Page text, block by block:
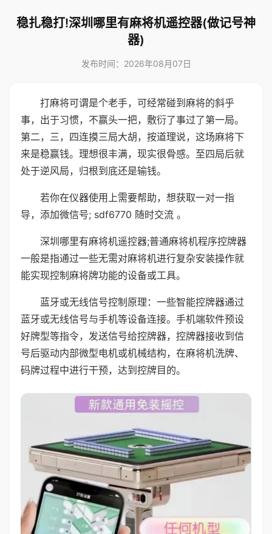
稳扎稳打!深圳哪里有麻将机遥控器(做记号神
器)
发布时间：2026年08月07日
打麻将可谓是个老手，可经常碰到麻将的斜乎
事，出于习惯，不赢头一把，敷衍了事过了第一局。
第二，三，四连摸三局大胡，按道理说，这场麻将下
来是稳赢钱。理想很丰满，现实很骨感。至四局后就
处于逆风局，归根到底还是输钱。
若你在仪器使用上需要帮助，想获取一对一指
导，添加微信号; sdf6770 随时交流 。
深圳哪里有麻将机遥控器;普通麻将机程序控牌器
一般是指通过一些无需对麻将机进行复杂安装操作就
能实现控制麻将牌功能的设备或工具。
蓝牙或无线信号控制原理：一些智能控牌器通过
蓝牙或无线信号与手机等设备连接。手机端软件预设
好牌型等指令，发送信号给控牌器，控牌器接收到信
号后驱动内部微型电机或机械结构，在麻将机洗牌、
码牌过程中进行干预，达到控牌目的。